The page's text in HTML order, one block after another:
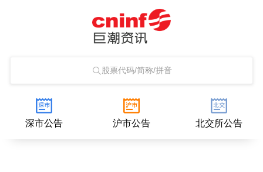
股票代码/简称/拼音
深市公告 沪市公告 北交所公告